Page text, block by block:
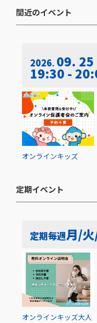
間近のイベント​
2026 09. 25
19:30 -
オンラインキッズ
定期イベント​
定期毎週月/
オンラインキッズ大人